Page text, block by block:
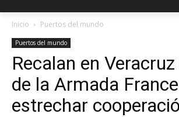
Inicio Puertos del mundo
Puertos del mundo
Recalan en
de la Armada
estrechar